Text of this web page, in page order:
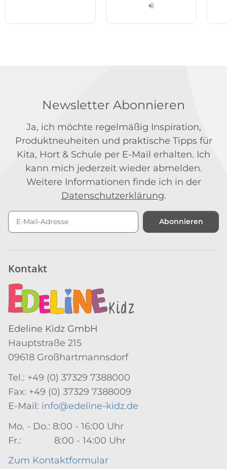
€
Newsletter Abonnieren
Ja, ich möchte regelmäßig Inspiration,
Produktneuheiten und praktische Tipps für
Kita, Hort & Schule per E-Mail erhalten. Ich
kann mich jederzeit wieder abmelden.
Weitere Informationen finde ich in der
Datenschutzerklärung.
Abonnieren
Kontakt
Edeline Kidz GmbH
Hauptstraße 215
09618 Großhartmannsdorf
Tel.: +49 (0) 37329 7388000
Fax: +49 (0) 37329 7388009
E-Mail: info@edeline-kidz.de
Mo. - Do.: 8:00 - 16:00 Uhr
Fr.: 8:00 - 14:00 Uhr
Zum Kontaktformular